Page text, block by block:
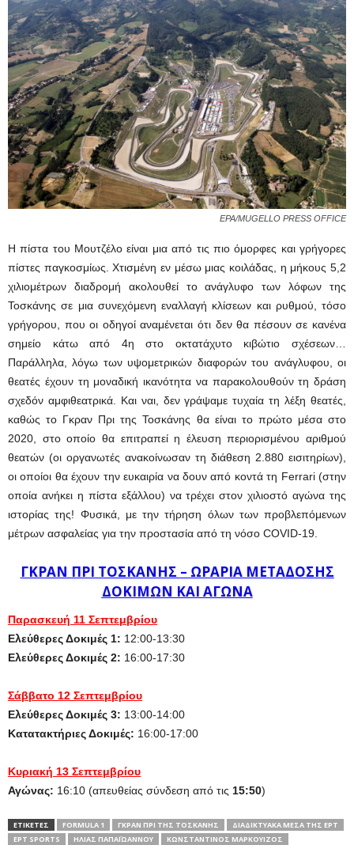
EPA/MUGELLO PRESS OFFICE
Η πίστα του Μουτζέλο είναι μια από τις πιο όμορφες και γρήγορες
πίστες παγκοσμίως. Χτισμένη εν μέσω μιας κοιλάδας, η μήκους 5,2
χιλιομέτρων διαδρομή ακολουθεί το ανάγλυφο των λόφων της
Τοσκάνης σε μια συνεχόμενη εναλλαγή κλίσεων και ρυθμού, τόσο
γρήγορου, που οι οδηγοί αναμένεται ότι δεν θα πέσουν σε κανένα
σημείο κάτω από 4η στο οκτατάχυτο κιβώτιο σχέσεων…
Παράλληλα, λόγω των υψομετρικών διαφορών του ανάγλυφου, οι
θεατές έχουν τη μοναδική ικανότητα να παρακολουθούν τη δράση
σχεδόν αμφιθεατρικά. Και ναι, δεν γράψαμε τυχαία τη λέξη θεατές,
καθώς το Γκραν Πρι της Τοσκάνης θα είναι το πρώτο μέσα στο
2020, στο οποίο θα επιτραπεί η έλευση περιορισμένου αριθμού
θεατών (οι οργανωτές ανακοίνωσαν τη διάθεση 2.880 εισιτηρίων),
οι οποίοι θα έχουν την ευκαιρία να δουν από κοντά τη Ferrari (στην
οποία ανήκει η πίστα εξάλλου) να τρέχει στον χιλιοστό αγώνα της
ιστορίας της! Φυσικά, με την τήρηση όλων των προβλεπόμενων
μέτρων ασφαλείας για την προστασία από τη νόσο COVID-19.
ΓΚΡΑΝ ΠΡΙ ΤΟΣΚΑΝΗΣ – ΩΡΑΡΙΑ ΜΕΤΑΔΟΣΗΣ
ΔΟΚΙΜΩΝ ΚΑΙ ΑΓΩΝΑ
Παρασκευή 11 Σεπτεμβρίου
Ελεύθερες Δοκιμές 1: 12:00-13:30
Ελεύθερες Δοκιμές 2: 16:00-17:30
Σάββατο 12 Σεπτεμβρίου
Ελεύθερες Δοκιμές 3: 13:00-14:00
Κατατακτήριες Δοκιμές: 16:00-17:00
Κυριακή 13 Σεπτεμβρίου
Αγώνας: 16:10 (απευθείας σύνδεση από τις 15:50)
ΕΤΙΚΕΤΕΣ FORMULA 1 ΓΚΡΑΝ ΠΡΙ ΤΗΣ ΤΟΣΚΆΝΗΣ
ΔΙΑΔΙΚΤΥΑΚΆ ΜΈΣΑ ΤΗΣ ΕΡΤ
ΕΡΤ SPORTS
ΗΛΊΑΣ ΠΑΠΑΪΩΆΝΝΟΥ
ΚΩΝΣΤΑΝΤΊΝΟΣ ΜΑΡΚΟΥΊΖΟΣ